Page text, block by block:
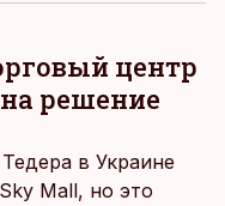
центр
решение
в Украине
Mall, но это